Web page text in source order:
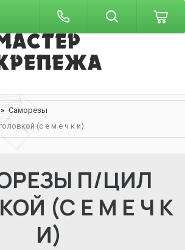
Саморезы
(с е м е ч к и)
П/ЦИЛ
(С Е М Е Ч К
И)